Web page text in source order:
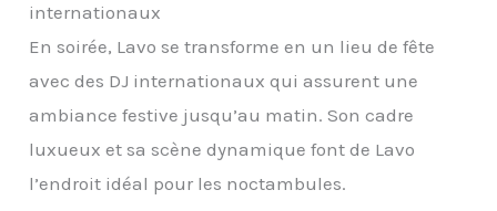
internationaux
En soirée, Lavo se transforme en un lieu de fête
avec des DJ internationaux qui assurent une
ambiance festive jusqu’au matin. Son cadre
luxueux et sa scène dynamique font de Lavo
l’endroit idéal pour les noctambules.